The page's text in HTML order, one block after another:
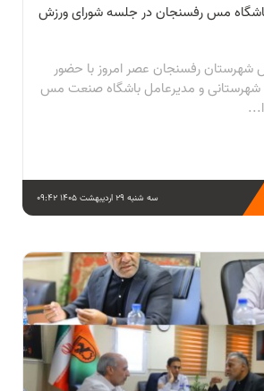
مس رفسنجان در جلسه شورای ورزش
شهرستان رفسنجان عصر امروز با حضور
شهرستانی و مدیرعامل باشگاه صنعت مس
سه شنبه 29 اردیبهشت 1405 09:42